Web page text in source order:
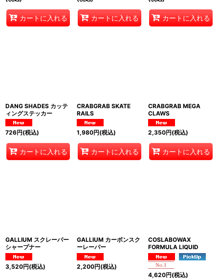
カートに入れる カートに入れる カートに入れる
DANG SHADES カッテ
ィングステッカー
726円(税込)
カートに入れる
CRABGRAB SKATE
RAILS
1,980円(税込)
カートに入れる
CRABGRAB MEGA
CLAWS
2,350円(税込)
カートに入れる
GALLIUM スクレーパー
シャープナー
3,520円(税込)
GALLIUM カーボンスク
ーレーパー
2,200円(税込)
COSLABOWAX
FORMULA LIQUID
4,620円(税込)